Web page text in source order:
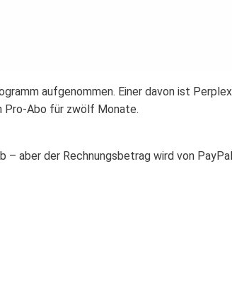
aufgenommen. Einer davon ist
Pro-Abo für zwölf Monate.
aber der Rechnungsbetrag wird von